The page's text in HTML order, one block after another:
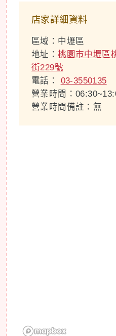
店家詳細資料
區域：中壢區
地址：桃園市中壢區
街229號
電話： 03-3550135
營業時間：
營業時間備註：無